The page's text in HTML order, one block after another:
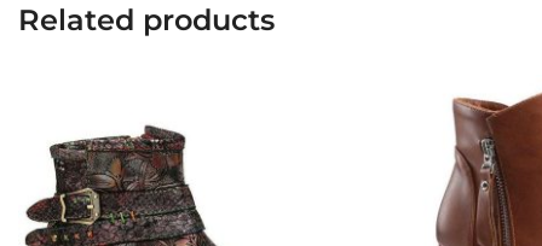
Related products